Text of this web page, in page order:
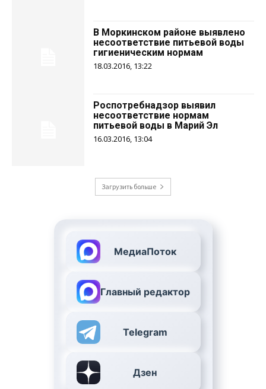
В Моркинском районе выявлено
несоответствие питьевой воды
гигиеническим нормам
18.03.2016, 13:22
Роспотребнадзор выявил
несоответствие нормам
питьевой воды в Марий Эл
16.03.2016, 13:04
Загрузить больше
МедиаПоток
Главный редактор
Telegram
Дзен